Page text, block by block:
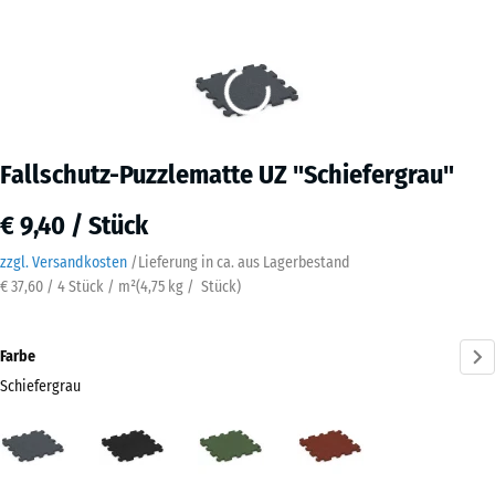
Fallschutz-Puzzlematte UZ "Schiefergrau"
€ 9,40 / Stück
zzgl. Versandkosten /Lieferung in ca. aus Lagerbestand
€ 37,60 / 4 Stück / m²(4,75 kg / Stück)
Farbe
Schiefergrau
(active)